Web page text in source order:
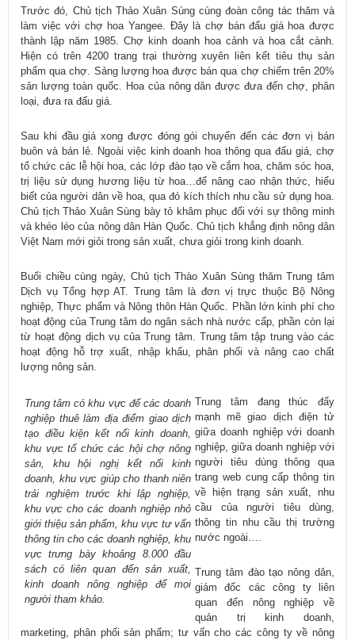
Trước đó, Chủ tịch Thảo Xuân Sùng cùng đoàn công tác thăm và
làm việc với chợ hoa Yangee. Đây là chợ bán đấu giá hoa được
thành lập năm 1985. Chợ kinh doanh hoa cảnh và hoa cắt cành.
Hiện có trên 4200 trang trại thường xuyên liên kết tiêu thụ sản
phẩm qua chợ. Sảng lượng hoa được bán qua chợ chiếm trên 20%
sản lượng toàn quốc. Hoa của nông dân được đưa đến chợ, phân
loại, đưa ra đấu giá.
Sau khi đầu giá xong được đóng gói chuyển đến các đơn vị bán
buôn và bán lẻ. Ngoài việc kinh doanh hoa thông qua đấu giá, chợ
tổ chức các lễ hội hoa, các lớp đào tạo về cắm hoa, chăm sóc hoa,
trị liệu sử dụng hương liệu từ hoa…để nâng cao nhận thức, hiểu
biết của người dân về hoa, qua đó kích thích nhu cầu sử dụng hoa.
Chủ tịch Thảo Xuân Sùng bày tỏ khâm phục đối với sự thông minh
và khéo léo của nông dân Hàn Quốc. Chủ tịch khẳng định nông dân
Việt Nam mới giỏi trong sản xuất, chưa giỏi trong kinh doanh.
Buổi chiều cùng ngày, Chủ tịch Thào Xuân Sùng thăm Trung tâm
Dịch vụ Tổng hợp AT. Trung tâm là đơn vị trực thuộc Bộ Nông
nghiệp, Thực phẩm và Nông thôn Hàn Quốc. Phần lớn kinh phí cho
hoạt động của Trung tâm do ngân sách nhà nước cấp, phần còn lại
từ hoạt động dịch vụ của Trung tâm. Trung tâm tập trung vào các
hoạt động hỗ trợ xuất, nhập khẩu, phân phối và nâng cao chất
lượng nông sản.
Trung tâm có khu vực để các doanh
nghiệp thuê làm địa điểm giao dịch
tạo điều kiện kết nối kinh doanh,
khu vực tổ chức các hội chợ nông
sản, khu hội nghị kết nối kinh
doanh, khu vực giúp cho thanh niên
trải nghiệm trước khi lập nghiệp,
khu vực cho các doanh nghiệp nhỏ
giới thiệu sản phẩm, khu vực tư vấn
thông tin cho các doanh nghiệp, khu
vực trưng bày khoảng 8.000 đầu
sách có liên quan đến sản xuất,
kinh doanh nông nghiệp để mọi
người tham khảo.
Trung tâm đang thúc đẩy
mạnh mẽ giao dịch điện tử
giữa doanh nghiệp với doanh
nghiệp, giữa doanh nghiệp với
người tiêu dùng thông qua
trang web cung cấp thông tin
về hiện trạng sản xuất, nhu
cầu của người tiêu dùng,
thông tin nhu cầu thị trường
nước ngoài….
Trung tâm đào tạo nông dân,
giám đốc các công ty liên
quan đến nông nghiệp về
quản trị kinh doanh,
marketing, phân phối sản phẩm; tư vấn cho các công ty về nông